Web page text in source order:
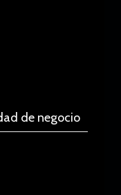
de negocio